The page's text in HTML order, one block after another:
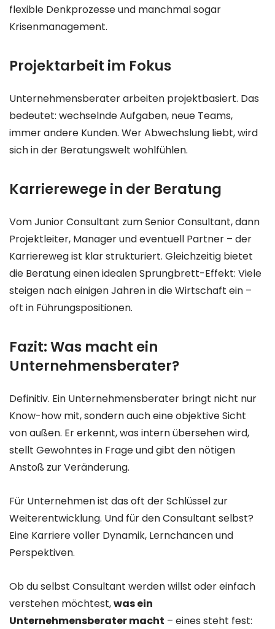
flexible Denkprozesse und manchmal sogar
Krisenmanagement.
Projektarbeit im Fokus
Unternehmensberater arbeiten projektbasiert. Das
bedeutet: wechselnde Aufgaben, neue Teams,
immer andere Kunden. Wer Abwechslung liebt, wird
sich in der Beratungswelt wohlfühlen.
Karrierewege in der Beratung
Vom Junior Consultant zum Senior Consultant, dann
Projektleiter, Manager und eventuell Partner – der
Karriereweg ist klar strukturiert. Gleichzeitig bietet
die Beratung einen idealen Sprungbrett-Effekt: Viele
steigen nach einigen Jahren in die Wirtschaft ein –
oft in Führungspositionen.
Fazit: Was macht ein
Unternehmensberater?
Definitiv. Ein Unternehmensberater bringt nicht nur
Know-how mit, sondern auch eine objektive Sicht
von außen. Er erkennt, was intern übersehen wird,
stellt Gewohntes in Frage und gibt den nötigen
Anstoß zur Veränderung.
Für Unternehmen ist das oft der Schlüssel zur
Weiterentwicklung. Und für den Consultant selbst?
Eine Karriere voller Dynamik, Lernchancen und
Perspektiven.
Ob du selbst Consultant werden willst oder einfach
verstehen möchtest,was ein
Unternehmensberater macht – eines steht fest: